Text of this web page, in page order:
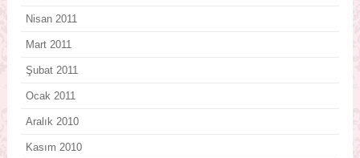
Nisan 2011
Mart 2011
Şubat 2011
Ocak 2011
Aralık 2010
Kasım 2010